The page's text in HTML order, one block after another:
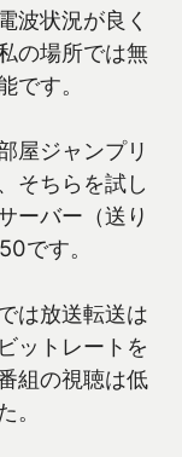
波状況が良く
の場所では無
です。
屋ジャンプリ
そちらを試し
ーバー（送り
です。
は放送転送は
ットレートを
組の視聴は低
。